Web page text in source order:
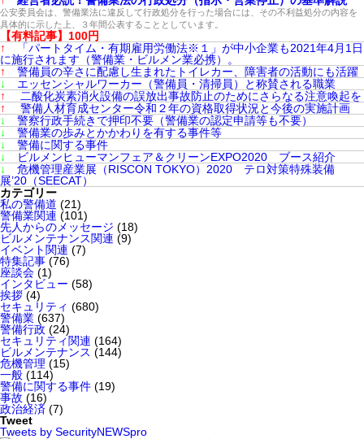
公安委員会は、警備業法に違反して行政処分を行った場合には、その不利益処分の内容を
具体的に示した上、３年間公表することとしています。
【有料記事】100円
↑
「パートタイム・有期雇用労働法※１」が中小企業も2021年4月1日
に施行されます（警備業・ビルメン業必携）。
↑
警備員の辛さに配慮し生まれたトイレカー、障害者の活動にも活躍
↓
エッセンシャルワーカー（警備員・清掃員）と称賛される職業
↑
二酸化炭素消火設備の誤放出事故防止のためにさらなる注意喚起を
↑
警備人材育成センター令和２年の資格取得状況と今後の実施計画
↓
警察行政手続きで押印不要（警備業の認定申請等も不要）
↓
警備業の歩みとかかわりを有する事件等
↓
警備に関する事件
↓
ビルメンヒューマンフェア＆クリーンEXPO2020 ブース紹介
↓
危機管理産業展（RISCON TOKYO）2020 テロ対策特殊装備
展’20（SEECAT）
カテゴリー
私の警備道 (21)
警備業関連 (101)
先人からのメッセージ (18)
ビルメンテナンス関連 (9)
イベント関連 (7)
特集記事 (76)
座談会 (1)
インタビュー (58)
挨拶 (4)
セキュリティ (680)
警備業 (637)
警備行政 (24)
セキュリティ関連 (164)
ビルメンテナンス (144)
危機管理 (15)
一般 (114)
警備に関する事件 (19)
事故 (16)
政治経済 (7)
Tweet
Tweets by SecurityNEWSpro